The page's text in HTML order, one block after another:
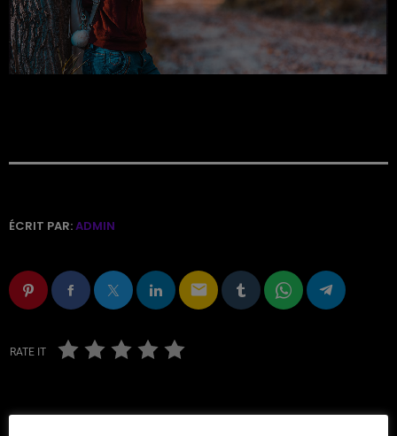
ÉCRIT PAR:ADMIN
email
RATE IT